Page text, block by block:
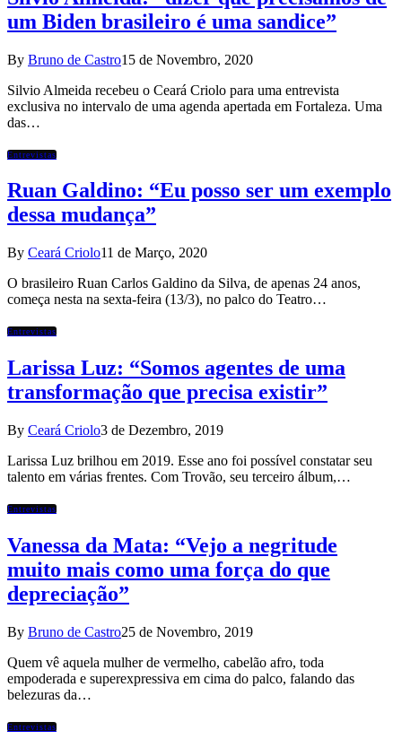
um Biden brasileiro é uma sandice”
By Bruno de Castro15 de Novembro, 2020
Silvio Almeida recebeu o Ceará Criolo para uma entrevista
exclusiva no intervalo de uma agenda apertada em Fortaleza. Uma
das…
Entrevistas
Ruan Galdino: “Eu posso ser um exemplo
dessa mudança”
By Ceará Criolo11 de Março, 2020
O brasileiro Ruan Carlos Galdino da Silva, de apenas 24 anos,
começa nesta na sexta-feira (13/3), no palco do Teatro…
Entrevistas
Larissa Luz: “Somos agentes de uma
transformação que precisa existir”
By Ceará Criolo3 de Dezembro, 2019
Larissa Luz brilhou em 2019. Esse ano foi possível constatar seu
talento em várias frentes. Com Trovão, seu terceiro álbum,…
Entrevistas
Vanessa da Mata: “Vejo a negritude
muito mais como uma força do que
depreciação”
By Bruno de Castro25 de Novembro, 2019
Quem vê aquela mulher de vermelho, cabelão afro, toda
empoderada e superexpressiva em cima do palco, falando das
belezuras da…
Entrevistas